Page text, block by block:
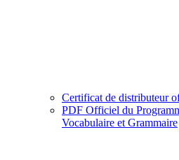
Certificat de distributeur
PDF Officiel du
Vocabulaire et Grammaire